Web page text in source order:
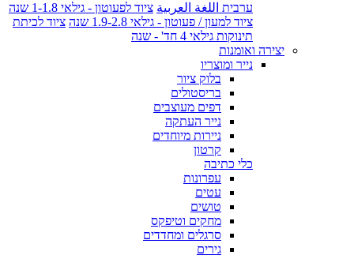
ערבית اللغة العربية ציוד לפעוטון - גילאי 1-1.8 שנה
ציוד למעון / פעוטון - גילאי 1.9-2.8 שנה
ציוד לכיתת
תינוקות גילאי 4 חד' - שנה
יצירה ואומנות
נייר ומוצריו
בלוק ציור
בריסטולים
דפים מעוצבים
נייר העתקה
ניירות מיוחדים
קרטון
כלי כתיבה
עפרונות
עטים
טושים
מחקים וטיפקס
סרגלים ומחדדים
גירים